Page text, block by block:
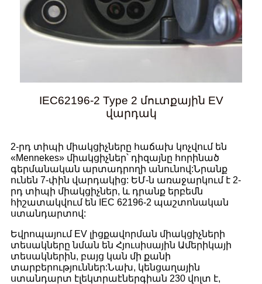
IEC62196-2 Type 2 մուտքային EV
վարդակ
2-րդ տիպի միակցիչները հաճախ կոչվում են
«Mennekes» միակցիչներ՝ դիզայնը հորինած
գերմանական արտադրողի անունով:Նրանք
ունեն 7-փին վարդակից: ԵՄ-ն առաջարկում է 2-
րդ տիպի միակցիչներ, և դրանք երբեմն
հիշատակվում են IEC 62196-2 պաշտոնական
ստանդարտով:
Եվրոպայում EV լիցքավորման միակցիչների
տեսակները նման են Հյուսիսային Ամերիկայի
տեսակներին, բայց կան մի քանի
տարբերություններ:Նախ, կենցաղային
ստանդարտ էլեկտրաէներգիան 230 վոլտ է,